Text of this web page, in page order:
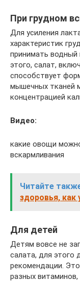
При грудном
Для усиления
характеристик
принимать водный
этого, салат,
способствует
мышечных тканей
концентрацией
Видео:
какие овощи
вскармливания
Читайте
здоровья, как
Для детей
Детям вовсе не
салата, для
рекомендации.
разных